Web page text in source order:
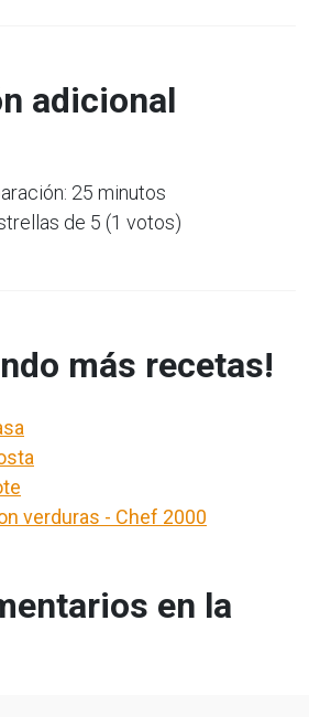
adicional
25 minutos
de 5 (1 votos)
más recetas!
verduras - Chef 2000
en la